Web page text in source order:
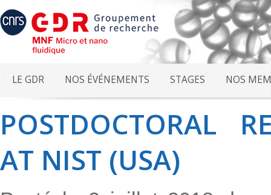
LE GDR NOS ÉVÉNEMENTS STAGES NOS
POSTDOCTORAL
AT NIST (USA)